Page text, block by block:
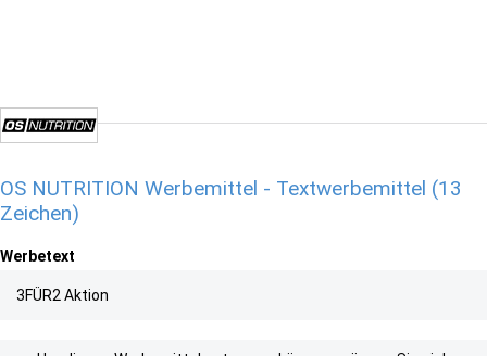
OS NUTRITION Werbemittel - Textwerbemittel (13
Zeichen)
Werbetext
3FÜR2 Aktion